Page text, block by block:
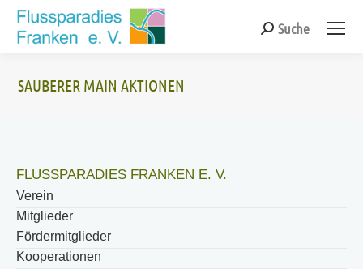
Search:
Suche
SAUBERER MAIN AKTIONEN
FLUSSPARADIES FRANKEN E. V.
Verein
Mitglieder
Fördermitglieder
Kooperationen